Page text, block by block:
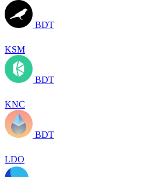
BDT
KSM
BDT
KNC
BDT
LDO